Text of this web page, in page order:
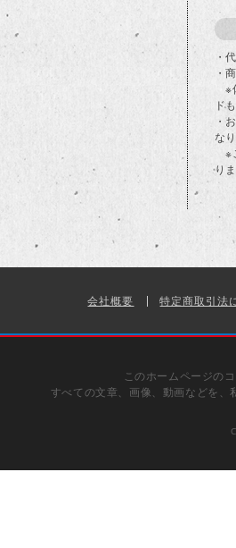
・
・
※
ド
・
な
※
り
会社概要 特定商取引法
このホームページの
すべての文章、画像、動画などを